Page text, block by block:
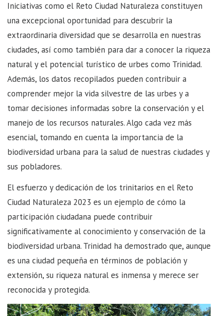
Iniciativas como el Reto Ciudad Naturaleza constituyen
una excepcional oportunidad para descubrir la
extraordinaria diversidad que se desarrolla en nuestras
ciudades, así como también para dar a conocer la riqueza
natural y el potencial turístico de urbes como Trinidad.
Además, los datos recopilados pueden contribuir a
comprender mejor la vida silvestre de las urbes y a
tomar decisiones informadas sobre la conservación y el
manejo de los recursos naturales. Algo cada vez más
esencial, tomando en cuenta la importancia de la
biodiversidad urbana para la salud de nuestras ciudades y
sus pobladores.
El esfuerzo y dedicación de los trinitarios en el Reto
Ciudad Naturaleza 2023 es un ejemplo de cómo la
participación ciudadana puede contribuir
significativamente al conocimiento y conservación de la
biodiversidad urbana. Trinidad ha demostrado que, aunque
es una ciudad pequeña en términos de población y
extensión, su riqueza natural es inmensa y merece ser
reconocida y protegida.